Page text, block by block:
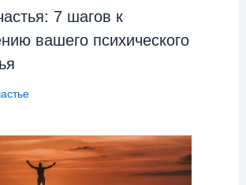
7 шагов к
вашего психического